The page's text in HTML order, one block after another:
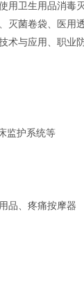
用卫生用品消毒
灭菌卷袋、医用
术与应用、职业
监护系统等
品、疼痛按摩器